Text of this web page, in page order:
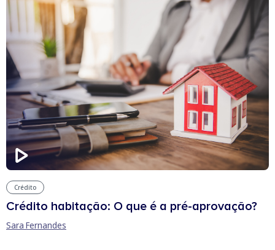
Crédito
Crédito habitação: O que é a pré-aprovação?
Sara Fernandes